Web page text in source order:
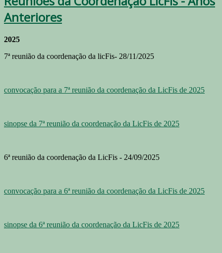
Anteriores
2025
7ª reunião da coordenação da licFis- 28/11/2025
convocação para a 7ª reunião da coordenação da LicFis de 2025
sinopse da 7ª reunião da coordenação da LicFis de 2025
6ª reunião da coordenação da LicFis - 24/09/2025
convocação para a 6ª reunião da coordenação da LicFis de 2025
sinopse da 6ª reunião da coordenação da LicFis de 2025